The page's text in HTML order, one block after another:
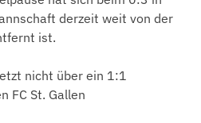
derzeit weit von der
ist.
nicht über ein 1:1
FC St. Gallen